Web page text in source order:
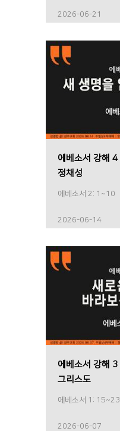
2026-06-21
에베소서 강해 4
정채성
에베소서 2: 1~10
2026-06-14
에베소서 강해
그리스도
에베소서 1: 15~23
2026-06-07